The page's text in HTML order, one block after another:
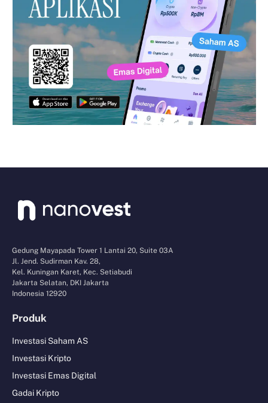
Gedung Mayapada Tower 1 Lantai 20, Suite 03A
Jl. Jend. Sudirman Kav. 28,
Kel. Kuningan Karet, Kec. Setiabudi
Jakarta Selatan, DKI Jakarta
Indonesia 12920
Produk
Investasi Saham AS
Investasi Kripto
Investasi Emas Digital
Gadai Kripto